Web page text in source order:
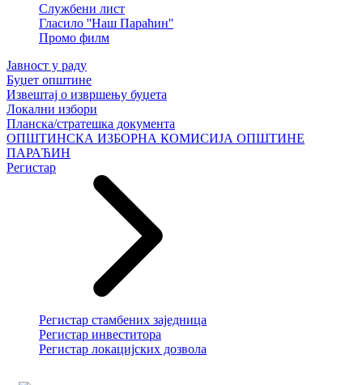
Службени лист
Гласило ''Наш Параћин''
Промо филм
Јавност у раду
Буџет општине
Извештај о извршењу буџета
Локални избори
Планска/стратешка документа
ОПШТИНСКА ИЗБОРНА КОМИСИЈА ОПШТИНЕ
ПАРАЋИН
Регистар
Регистар стамбених заједница
Регистар инвеститора
Регистар локацијских дозвола